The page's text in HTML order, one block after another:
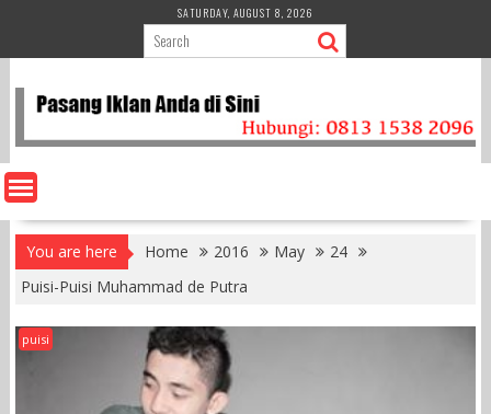
content
SATURDAY, AUGUST 8, 2026
You are here Home 2016 May
24
Puisi-Puisi Muhammad de Putra
puisi